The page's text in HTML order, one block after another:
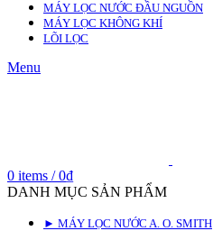
MÁY LỌC NƯỚC ĐẦU NGUỒN
MÁY LỌC KHÔNG KHÍ
LÕI LỌC
Menu
0 items / 0₫
DANH MỤC SẢN PHẨM
► MÁY LỌC NƯỚC A. O. SMITH